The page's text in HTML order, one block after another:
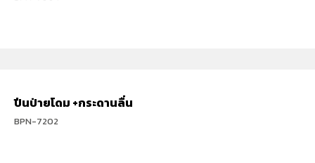
ปีนป่ายโดม +กระดานลื่น
BPN-7202